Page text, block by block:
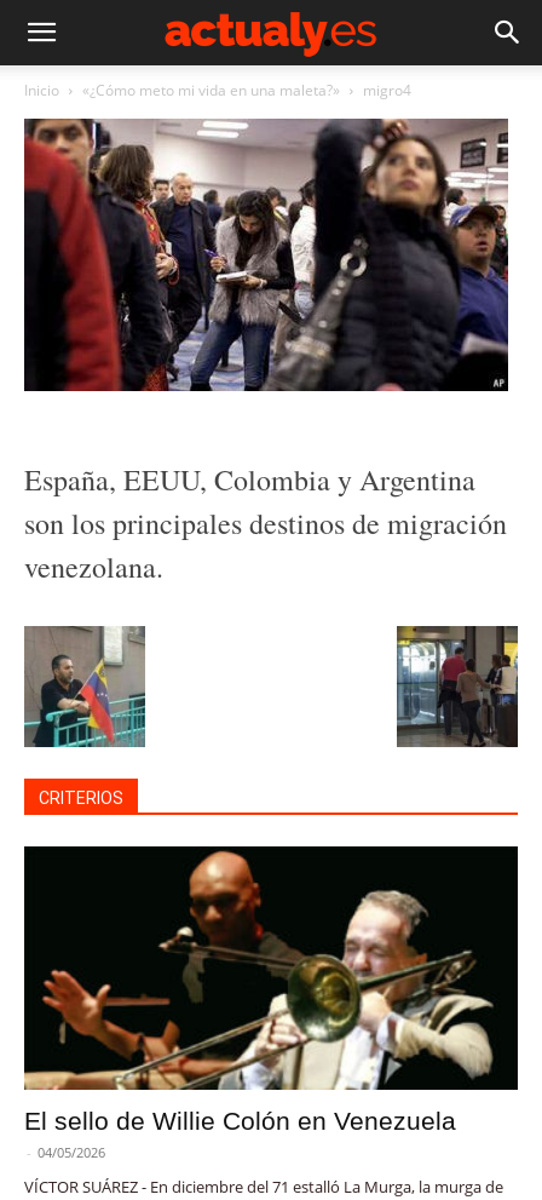
Inicio «¿Cómo meto mi vida en una maleta?» migro4
España, EEUU, Colombia y Argentina
son los principales destinos de migración
venezolana.
CRITERIOS
El sello de Willie Colón en Venezuela
- 04/05/2026
VÍCTOR SUÁREZ - En diciembre del 71 estalló La Murga, la murga de